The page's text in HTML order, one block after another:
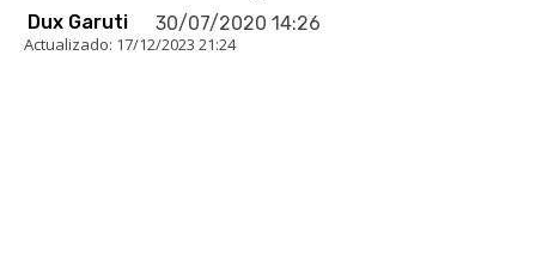
Dux Garuti 30/07/2020 14:26
Actualizado: 17/12/2023 21:24